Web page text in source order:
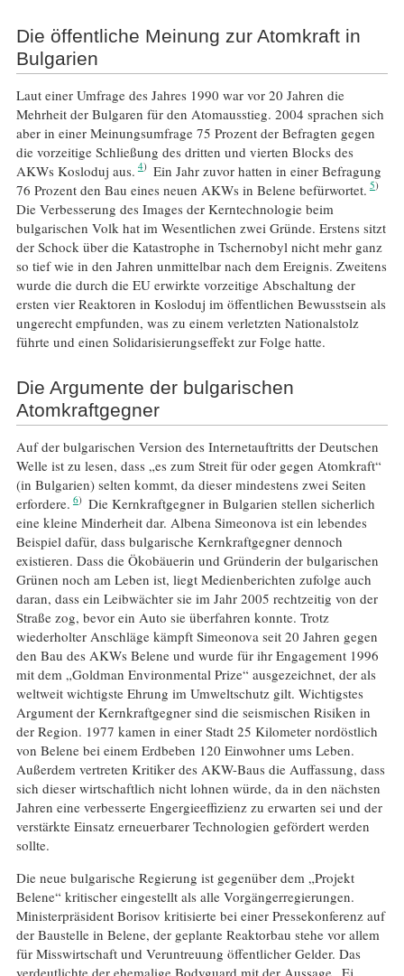
Die öffentliche Meinung zur Atomkraft in
Bulgarien
Laut einer Umfrage des Jahres 1990 war vor 20 Jahren die
Mehrheit der Bulgaren für den Atomausstieg. 2004 sprachen sich
aber in einer Meinungsumfrage 75 Prozent der Befragten gegen
die vorzeitige Schließung des dritten und vierten Blocks des
AKWs Kosloduj aus. 4
Ein Jahr zuvor hatten in einer Befragung
76 Prozent den Bau eines neuen AKWs in Belene befürwortet. 5
Die Verbesserung des Images der Kerntechnologie beim
bulgarischen Volk hat im Wesentlichen zwei Gründe. Erstens sitzt
der Schock über die Katastrophe in Tschernobyl nicht mehr ganz
so tief wie in den Jahren unmittelbar nach dem Ereignis. Zweitens
wurde die durch die EU erwirkte vorzeitige Abschaltung der
ersten vier Reaktoren in Kosloduj im öffentlichen Bewusstsein als
ungerecht empfunden, was zu einem verletzten Nationalstolz
führte und einen Solidarisierungseffekt zur Folge hatte.
Die Argumente der bulgarischen
Atomkraftgegner
Auf der bulgarischen Version des Internetauftritts der Deutschen
Welle ist zu lesen, dass „es zum Streit für oder gegen Atomkraft“
(in Bulgarien) selten kommt, da dieser mindestens zwei Seiten
erfordere. 6
Die Kernkraftgegner in Bulgarien stellen sicherlich
eine kleine Minderheit dar. Albena Simeonova ist ein lebendes
Beispiel dafür, dass bulgarische Kernkraftgegner dennoch
existieren. Dass die Ökobäuerin und Gründerin der bulgarischen
Grünen noch am Leben ist, liegt Medienberichten zufolge auch
daran, dass ein Leibwächter sie im Jahr 2005 rechtzeitig von der
Straße zog, bevor ein Auto sie überfahren konnte. Trotz
wiederholter Anschläge kämpft Simeonova seit 20 Jahren gegen
den Bau des AKWs Belene und wurde für ihr Engagement 1996
mit dem „Goldman Environmental Prize“ ausgezeichnet, der als
weltweit wichtigste Ehrung im Umweltschutz gilt. Wichtigstes
Argument der Kernkraftgegner sind die seismischen Risiken in
der Region. 1977 kamen in einer Stadt 25 Kilometer nordöstlich
von Belene bei einem Erdbeben 120 Einwohner ums Leben.
Außerdem vertreten Kritiker des AKW-Baus die Auffassung, dass
sich dieser wirtschaftlich nicht lohnen würde, da in den nächsten
Jahren eine verbesserte Engergieeffizienz zu erwarten sei und der
verstärkte Einsatz erneuerbarer Technologien gefördert werden
sollte.
Die neue bulgarische Regierung ist gegenüber dem „Projekt
Belene“ kritischer eingestellt als alle Vorgängerregierungen.
Ministerpräsident Borisov kritisierte bei einer Pressekonferenz auf
der Baustelle in Belene, der geplante Reaktorbau stehe vor allem
für Misswirtschaft und Veruntreuung öffentlicher Gelder. Das